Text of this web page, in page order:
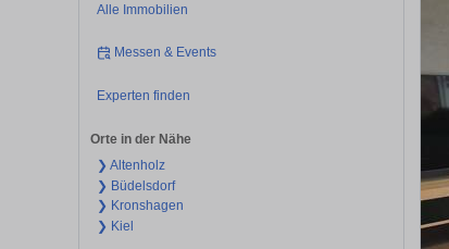
Alle Immobilien
Messen & Events
Experten finden
Orte in der Nähe
❯ Altenholz
❯ Büdelsdorf
❯ Kronshagen
❯ Kiel